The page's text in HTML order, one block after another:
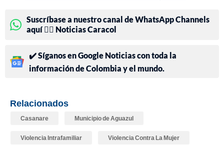
Suscríbase a nuestro canal de WhatsApp Channels
aquí 👉🏻 Noticias Caracol
✔️ Síganos en Google Noticias con toda la
información de Colombia y el mundo.
Relacionados
Casanare Municipio de Aguazul
Violencia Intrafamiliar Violencia Contra La Mujer